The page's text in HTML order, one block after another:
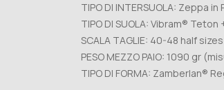
TIPO DI INTERSUOLA: Zeppa
TIPO DI SUOLA: Vibram® Teton
SCALA TAGLIE: 40-48 half sizes
PESO MEZZO PAIO: 1090 gr
TIPO DI FORMA: Zamberlan®